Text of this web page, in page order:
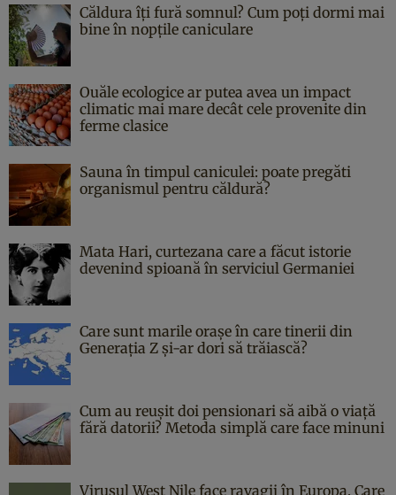
Căldura îți fură somnul? Cum poți dormi mai
bine în nopțile caniculare
Ouăle ecologice ar putea avea un impact
climatic mai mare decât cele provenite din
ferme clasice
Sauna în timpul caniculei: poate pregăti
organismul pentru căldură?
Mata Hari, curtezana care a făcut istorie
devenind spioană în serviciul Germaniei
Care sunt marile orașe în care tinerii din
Generația Z și-ar dori să trăiască?
Cum au reușit doi pensionari să aibă o viață
fără datorii? Metoda simplă care face minuni
Virusul West Nile face ravagii în Europa. Care